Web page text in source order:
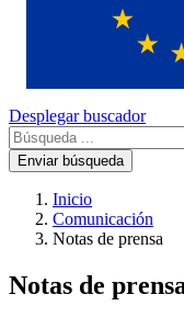
Desplegar buscador
Enviar búsqueda
Inicio
Comunicación
Notas de prensa
Notas de